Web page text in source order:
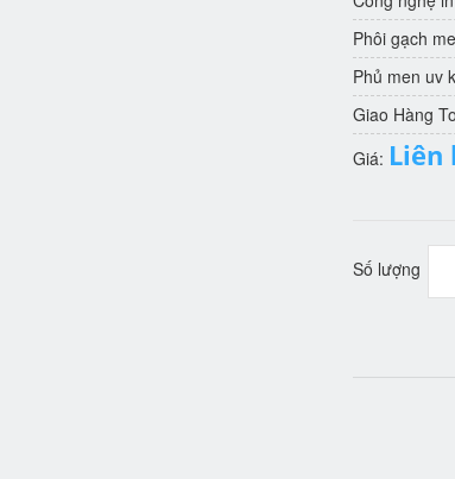
Phôi gạch
Phủ men uv
Giao Hàng
Giá: Liên
Số lượng